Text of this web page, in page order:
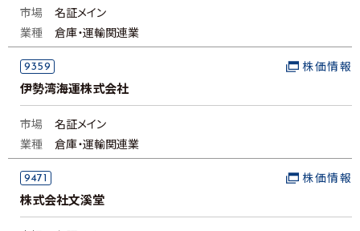
市場
名証メイン
業種
倉庫・運輸関連業
9359
伊勢湾海運株式会社
株価情報
市場
名証メイン
業種
倉庫・運輸関連業
9471
株式会社文溪堂
株価情報